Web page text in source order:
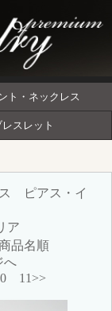
ト・ネックレス
レスレット
ピアス・イ
ア
品名順
へ
11>>